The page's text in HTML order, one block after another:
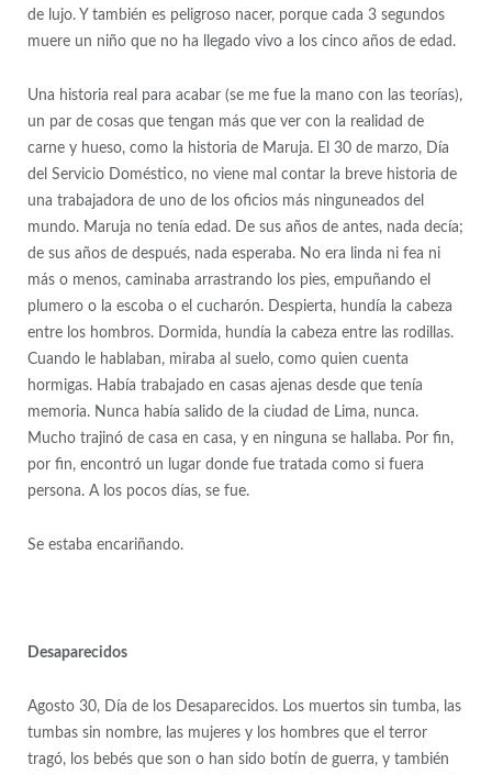
de lujo. Y también es peligroso nacer, porque cada 3 segundos
muere un niño que no ha llegado vivo a los cinco años de edad.
Una historia real para acabar (se me fue la mano con las teorías),
un par de cosas que tengan más que ver con la realidad de
carne y hueso, como la historia de Maruja. El 30 de marzo, Día
del Servicio Doméstico, no viene mal contar la breve historia de
una trabajadora de uno de los oficios más ninguneados del
mundo. Maruja no tenía edad. De sus años de antes, nada decía;
de sus años de después, nada esperaba. No era linda ni fea ni
más o menos, caminaba arrastrando los pies, empuñando el
plumero o la escoba o el cucharón. Despierta, hundía la cabeza
entre los hombros. Dormida, hundía la cabeza entre las rodillas.
Cuando le hablaban, miraba al suelo, como quien cuenta
hormigas. Había trabajado en casas ajenas desde que tenía
memoria. Nunca había salido de la ciudad de Lima, nunca.
Mucho trajinó de casa en casa, y en ninguna se hallaba. Por fin,
por fin, encontró un lugar donde fue tratada como si fuera
persona. A los pocos días, se fue.
Se estaba encariñando.
Desaparecidos
Agosto 30, Día de los Desaparecidos. Los muertos sin tumba, las
tumbas sin nombre, las mujeres y los hombres que el terror
tragó, los bebés que son o han sido botín de guerra, y también